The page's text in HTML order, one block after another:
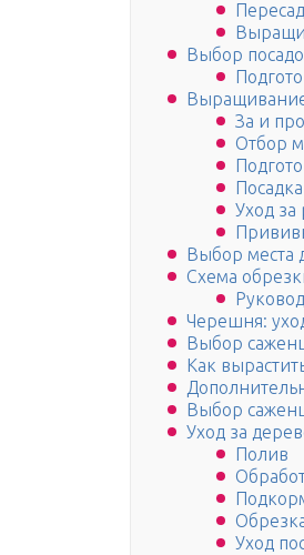
Выбор
За и
Отбор
Посадка
Уход за
Выбор места
Схема
Черешня:
Выбор
Как
Выбор
Уход за
Полив
Уход